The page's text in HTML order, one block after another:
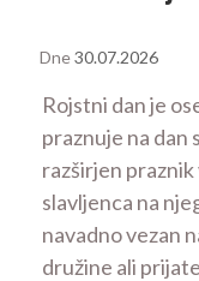
Dne30.07.2026
Rojstni dan je
praznuje na dan
razširjen
slavljenca na
navadno vezan
družine ali